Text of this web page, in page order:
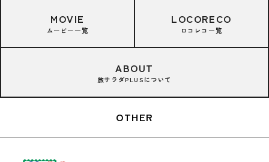
MOVIE
ムービー一覧
LOCORECO
ロコレコ一覧
ABOUT
旅サラダPLUSについて
OTHER